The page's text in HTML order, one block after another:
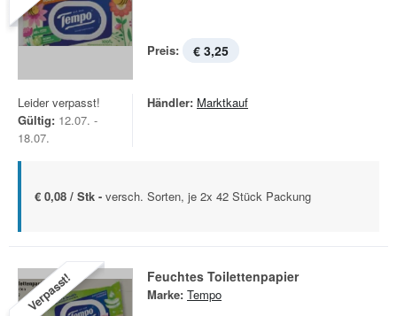
Preis: € 3,25
Leider verpasst!
Gültig: 12.07. -
18.07.
Händler: Marktkauf
€ 0,08 / Stk - versch. Sorten, je 2x 42 Stück Packung
Verpasst! Feuchtes Toilettenpapier
Marke: Tempo